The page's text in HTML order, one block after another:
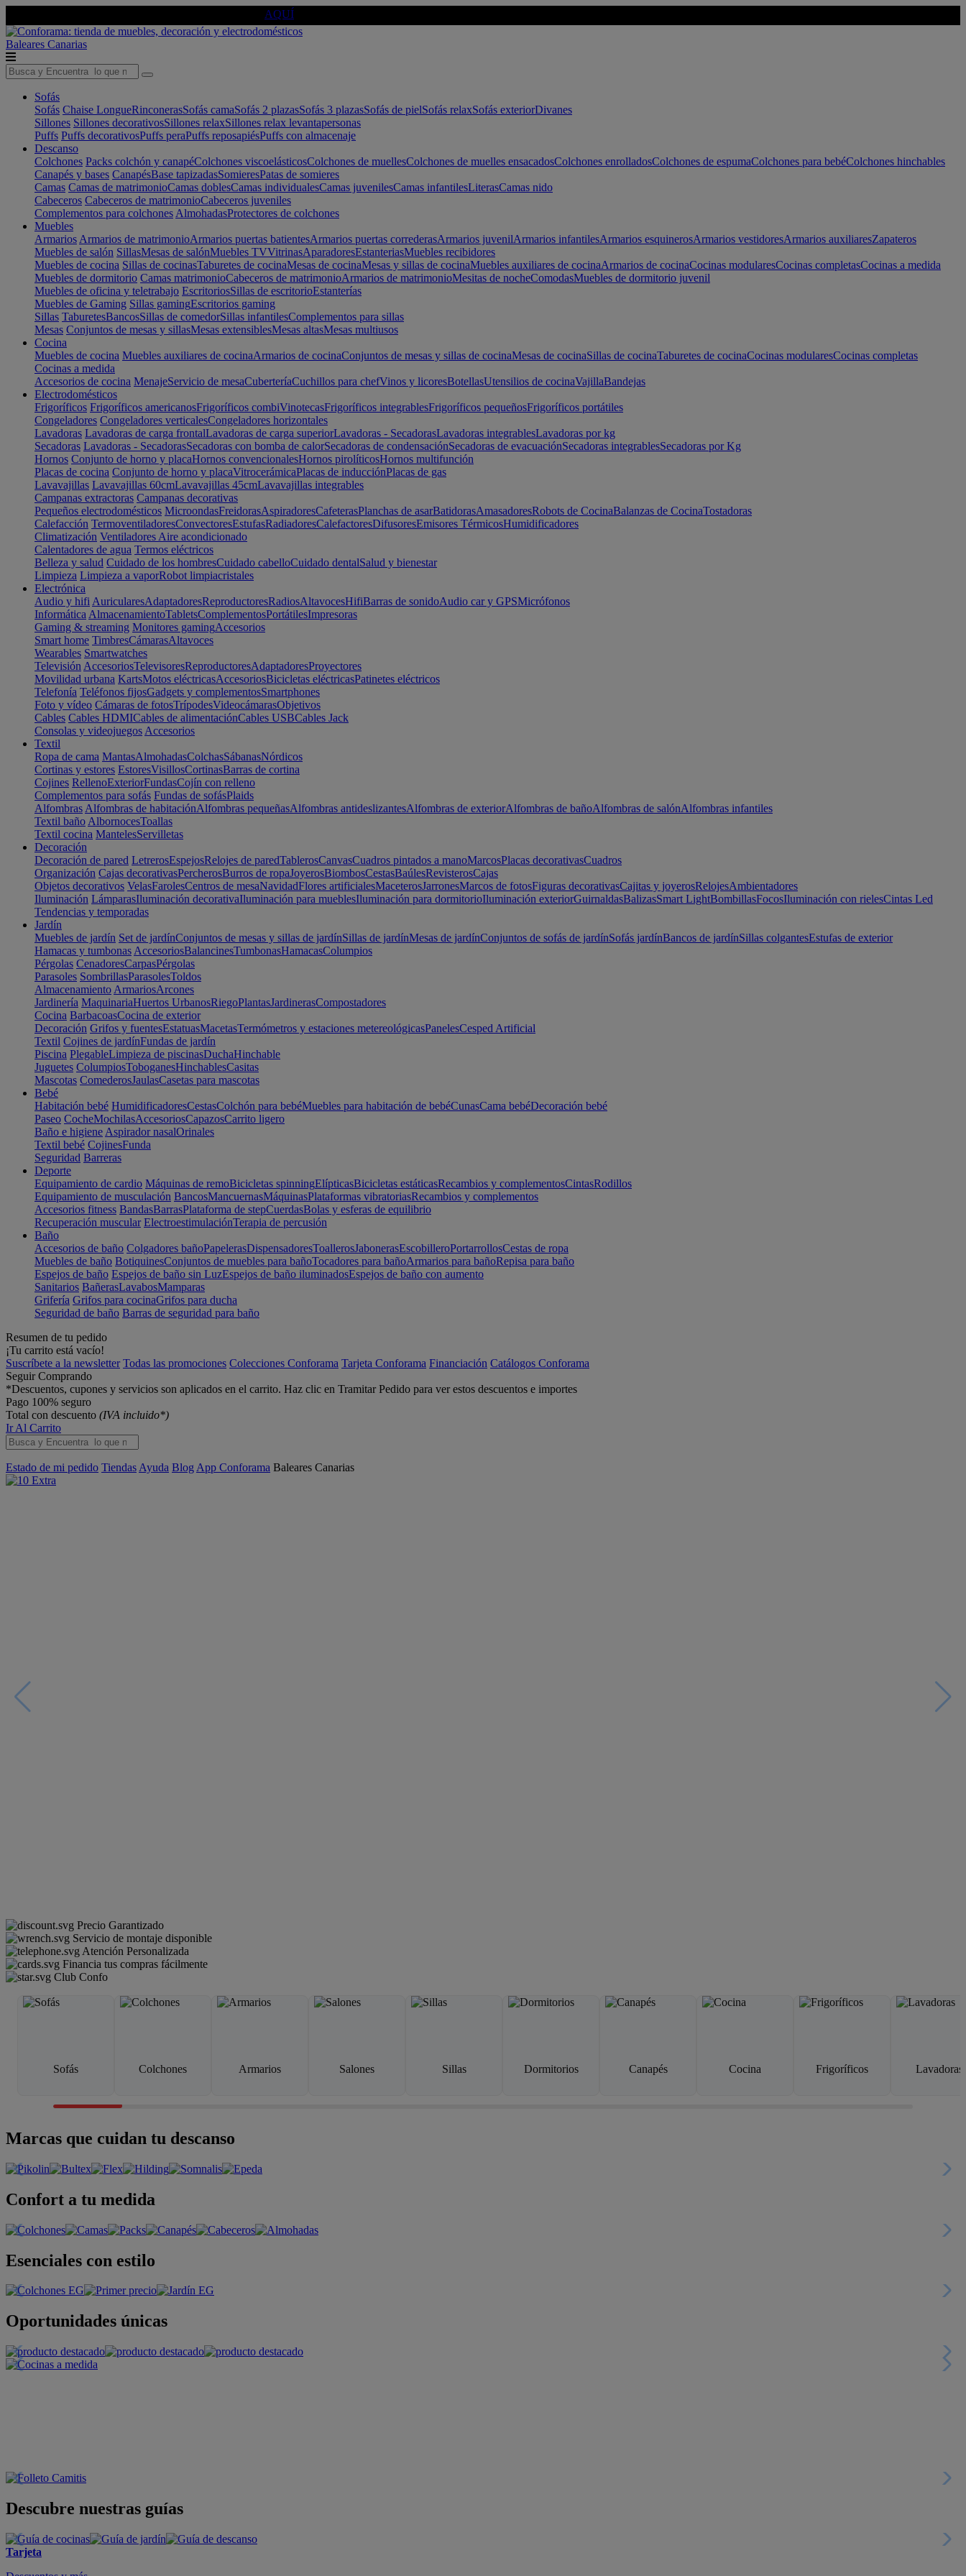
AQUÍ
Baleares Canarias
Sofás
Sofás Chaise LongueRinconerasSofás camaSofás 2 plazasSofás 3 plazasSofás de pielSofás relaxSofás exteriorDivanes
Sillones Sillones decorativosSillones relaxSillones relax levantapersonas
Puffs Puffs decorativosPuffs peraPuffs reposapiésPuffs con almacenaje
Descanso
Colchones Packs colchón y canapéColchones viscoelásticosColchones de muellesColchones de muelles ensacadosColchones enrolladosColchones de espumaColchones para bebéColchones hinchables
Canapés y bases CanapésBase tapizadasSomieresPatas de somieres
Camas Camas de matrimonioCamas doblesCamas individualesCamas juvenilesCamas infantilesLiterasCamas nido
Cabeceros Cabeceros de matrimonioCabeceros juveniles
Complementos para colchones AlmohadasProtectores de colchones
Muebles
Armarios Armarios de matrimonioArmarios puertas batientesArmarios puertas correderasArmarios juvenilArmarios infantilesArmarios esquinerosArmarios vestidoresArmarios auxiliaresZapateros
Muebles de salón SillasMesas de salónMuebles TVVitrinasAparadoresEstanteriasMuebles recibidores
Muebles de cocina Sillas de cocinasTaburetes de cocinaMesas de cocinaMesas y sillas de cocinaMuebles auxiliares de cocinaArmarios de cocinaCocinas modularesCocinas completasCocinas a medida
Muebles de dormitorio Camas matrimonioCabeceros de matrimonioArmarios de matrimonioMesitas de nocheComodasMuebles de dormitorio juvenil
Muebles de oficina y teletrabajo EscritoriosSillas de escritorioEstanterías
Muebles de Gaming Sillas gamingEscritorios gaming
Sillas TaburetesBancosSillas de comedorSillas infantilesComplementos para sillas
Mesas Conjuntos de mesas y sillasMesas extensiblesMesas altasMesas multiusos
Cocina
Muebles de cocina Muebles auxiliares de cocinaArmarios de cocinaConjuntos de mesas y sillas de cocinaMesas de cocinaSillas de cocinaTaburetes de cocinaCocinas modularesCocinas completas
Cocinas a medida
Accesorios de cocina MenajeServicio de mesaCuberteríaCuchillos para chefVinos y licoresBotellasUtensilios de cocinaVajillaBandejas
Electrodomésticos
Frigoríficos Frigoríficos americanosFrigoríficos combiVinotecasFrigoríficos integrablesFrigoríficos pequeñosFrigoríficos portátiles
Congeladores Congeladores verticalesCongeladores horizontales
Lavadoras Lavadoras de carga frontalLavadoras de carga superiorLavadoras - SecadorasLavadoras integrablesLavadoras por kg
Secadoras Lavadoras - SecadorasSecadoras con bomba de calorSecadoras de condensaciónSecadoras de evacuaciónSecadoras integrablesSecadoras por Kg
Hornos Conjunto de horno y placaHornos convencionalesHornos pirolíticosHornos multifunción
Placas de cocina Conjunto de horno y placaVitrocerámicaPlacas de inducciónPlacas de gas
Lavavajillas Lavavajillas 60cmLavavajillas 45cmLavavajillas integrables
Campanas extractoras Campanas decorativas
Pequeños electrodomésticos MicroondasFreidorasAspiradoresCafeterasPlanchas de asarBatidorasAmasadoresRobots de CocinaBalanzas de CocinaTostadoras
Calefacción TermoventiladoresConvectoresEstufasRadiadoresCalefactoresDifusoresEmisores TérmicosHumidificadores
Climatización Ventiladores Aire acondicionado
Calentadores de agua Termos eléctricos
Belleza y salud Cuidado de los hombresCuidado cabelloCuidado dentalSalud y bienestar
Limpieza Limpieza a vaporRobot limpiacristales
Electrónica
Audio y hifi AuricularesAdaptadoresReproductoresRadiosAltavocesHifiBarras de sonidoAudio car y GPSMicrófonos
Informática AlmacenamientoTabletsComplementosPortátilesImpresoras
Gaming & streaming Monitores gamingAccesorios
Smart home TimbresCámarasAltavoces
Wearables Smartwatches
Televisión AccesoriosTelevisoresReproductoresAdaptadoresProyectores
Movilidad urbana KartsMotos eléctricasAccesoriosBicicletas eléctricasPatinetes eléctricos
Telefonía Teléfonos fijosGadgets y complementosSmartphones
Foto y vídeo Cámaras de fotosTrípodesVideocámarasObjetivos
Cables Cables HDMICables de alimentaciónCables USBCables Jack
Consolas y videojuegos Accesorios
Textil
Ropa de cama MantasAlmohadasColchasSábanasNórdicos
Cortinas y estores EstoresVisillosCortinasBarras de cortina
Cojines RellenoExteriorFundasCojín con relleno
Complementos para sofás Fundas de sofásPlaids
Alfombras Alfombras de habitaciónAlfombras pequeñasAlfombras antideslizantesAlfombras de exteriorAlfombras de bañoAlfombras de salónAlfombras infantiles
Textil baño AlbornocesToallas
Textil cocina MantelesServilletas
Decoración
Decoración de pared LetrerosEspejosRelojes de paredTablerosCanvasCuadros pintados a manoMarcosPlacas decorativasCuadros
Organización Cajas decorativasPercherosBurros de ropaJoyerosBiombosCestasBaúlesRevisterosCajas
Objetos decorativos VelasFarolesCentros de mesaNavidadFlores artificialesMaceterosJarronesMarcos de fotosFiguras decorativasCajitas y joyerosRelojesAmbientadores
Iluminación LámparasIluminación decorativaIluminación para mueblesIluminación para dormitorioIluminación exteriorGuirnaldasBalizasSmart LightBombillasFocosIluminación con rielesCintas Led
Tendencias y temporadas
Jardín
Muebles de jardín Set de jardínConjuntos de mesas y sillas de jardínSillas de jardínMesas de jardínConjuntos de sofás de jardínSofás jardínBancos de jardínSillas colgantesEstufas de exterior
Hamacas y tumbonas AccesoriosBalancinesTumbonasHamacasColumpios
Pérgolas CenadoresCarpasPérgolas
Parasoles SombrillasParasolesToldos
Almacenamiento ArmariosArcones
Jardinería MaquinariaHuertos UrbanosRiegoPlantasJardinerasCompostadores
Cocina BarbacoasCocina de exterior
Decoración Grifos y fuentesEstatuasMacetasTermómetros y estaciones metereológicasPanelesCesped Artificial
Textil Cojines de jardínFundas de jardín
Piscina PlegableLimpieza de piscinasDuchaHinchable
Juguetes ColumpiosToboganesHinchablesCasitas
Mascotas ComederosJaulasCasetas para mascotas
Bebé
Habitación bebé HumidificadoresCestasColchón para bebéMuebles para habitación de bebéCunasCama bebéDecoración bebé
Paseo CocheMochilasAccesoriosCapazosCarrito ligero
Baño e higiene Aspirador nasalOrinales
Textil bebé CojinesFunda
Seguridad Barreras
Deporte
Equipamiento de cardio Máquinas de remoBicicletas spinningElípticasBicicletas estáticasRecambios y complementosCintasRodillos
Equipamiento de musculación BancosMancuernasMáquinasPlataformas vibratoriasRecambios y complementos
Accesorios fitness BandasBarrasPlataforma de stepCuerdasBolas y esferas de equilibrio
Recuperación muscular ElectroestimulaciónTerapia de percusión
Baño
Accesorios de baño Colgadores bañoPapelerasDispensadoresToallerosJabonerasEscobilleroPortarrollosCestas de ropa
Muebles de baño BotiquinesConjuntos de muebles para bañoTocadores para bañoArmarios para bañoRepisa para baño
Espejos de baño Espejos de baño sin LuzEspejos de baño iluminadosEspejos de baño con aumento
Sanitarios BañerasLavabosMamparas
Grifería Grifos para cocinaGrifos para ducha
Seguridad de baño Barras de seguridad para baño
Resumen de tu pedido
¡Tu carrito está vacío!
Suscríbete a la newsletter Todas las promociones Colecciones Conforama Tarjeta Conforama Financiación Catálogos Conforama
Seguir Comprando
*Descuentos, cupones y servicios son aplicados en el carrito. Haz clic en Tramitar Pedido para ver estos descuentos e importes
Pago 100% seguro
Total con descuento (IVA incluido*)
Ir Al Carrito
Estado de mi pedido Tiendas Ayuda Blog App Conforama Baleares Canarias
Precio Garantizado
Servicio de montaje disponible
Atención Personalizada
Financia tus compras fácilmente
Club Confo
Sofás Colchones Armarios Salones Sillas Dormitorios Canapés Cocina Frigoríficos Lavadoras
Marcas que cuidan tu descanso
Confort a tu medida
Esenciales con estilo
Oportunidades únicas
Descubre nuestras guías
Tarjeta